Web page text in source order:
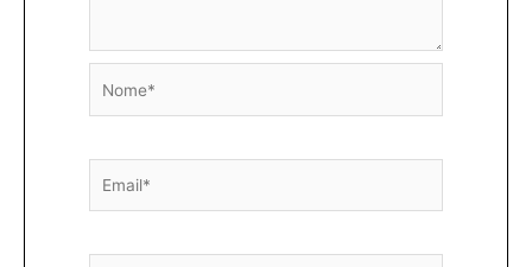
Nome*
Email*